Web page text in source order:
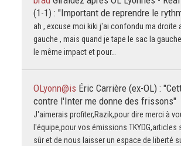
(1-1) : "Important de reprendre le
ah , excuse moi kiki j'ai confondu ma droite
gauche , mais quand je tape le sac la
le même impact et pour…
OLyonn@is Éric Carrière (ex-OL) :
contre l'Inter me donne des frissons"
J'aimerais profiter,Razik,pour dire merci à
l'équipe,pour vos émissions TKYDG,articles
sûr et de nous laisser un espace de liberté